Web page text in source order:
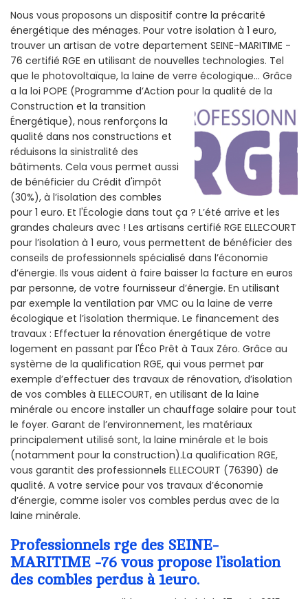
Nous vous proposons un dispositif contre la précarité
énergétique des ménages. Pour votre isolation à 1 euro,
trouver un artisan de votre departement SEINE-MARITIME -
76 certifié RGE en utilisant de nouvelles technologies. Tel
que le photovoltaïque, la laine de verre écologique... Grâce
a la loi POPE (Programme d’Action pour la qualité de la
Construction et la transition
Énergétique), nous renforçons la
qualité dans nos constructions et
réduisons la sinistralité des
bâtiments. Cela vous permet aussi
de bénéficier du Crédit d'impôt
(30%), à l’isolation des combles
pour 1 euro. Et l'Écologie dans tout ça ? L’été arrive et les
grandes chaleurs avec ! Les artisans certifié RGE ELLECOURT
pour l’isolation à 1 euro, vous permettent de bénéficier des
conseils de professionnels spécialisé dans l’économie
d’énergie. Ils vous aident à faire baisser la facture en euros
par personne, de votre fournisseur d’énergie. En utilisant
par exemple la ventilation par VMC ou la laine de verre
écologique et l’isolation thermique. Le financement des
travaux : Effectuer la rénovation énergétique de votre
logement en passant par l'Éco Prêt à Taux Zéro. Grâce au
système de la qualification RGE, qui vous permet par
exemple d’effectuer des travaux de rénovation, d’isolation
de vos combles à ELLECOURT, en utilisant de la laine
minérale ou encore installer un chauffage solaire pour tout
le foyer. Garant de l’environnement, les matériaux
principalement utilisé sont, la laine minérale et le bois
(notamment pour la construction).La qualification RGE,
vous garantit des professionnels ELLECOURT (76390) de
qualité. A votre service pour vos travaux d’économie
d’énergie, comme isoler vos combles perdus avec de la
laine minérale.
Professionnels rge des SEINE-
MARITIME -76 vous propose l’isolation
des combles perdus à 1euro.